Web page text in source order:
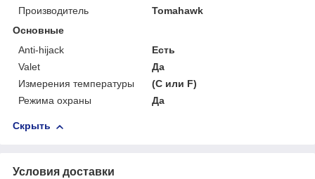
Производитель
Tomahawk
Основные
Anti-hijack
Есть
Valet
Да
Измерения температуры
(С или F)
Режима охраны
Да
Скрыть
Условия доставки